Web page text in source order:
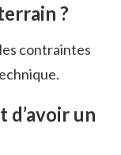
?
contraintes
un